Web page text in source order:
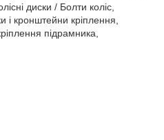
диски / Болти коліс,
і кронштейни кріплення,
підрамника,